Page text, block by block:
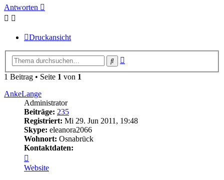
Antworten
Druckansicht
Suche
1 Beitrag • Seite 1 von 1
AnkeLange
Administrator
Beiträge: 235
Registriert: Mi 29. Jun 2011, 19:48
Skype: eleanora2066
Wohnort: Osnabrück
Kontaktdaten:
von
AnkeLange
Website